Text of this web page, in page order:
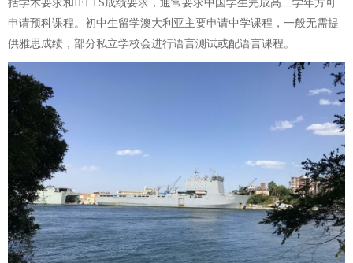
括学术要求和IELTS成绩要求，通常要求中国学生完成高二学年方可
申请预科课程。初中生留学澳大利亚主要申请中学课程，一般无需提
供雅思成绩，部分私立学校会进行语言测试或配语言课程。